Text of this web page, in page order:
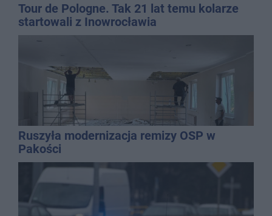
Tour de Pologne. Tak 21 lat temu kolarze
startowali z Inowrocławia
Ruszyła modernizacja remizy OSP w
Pakości